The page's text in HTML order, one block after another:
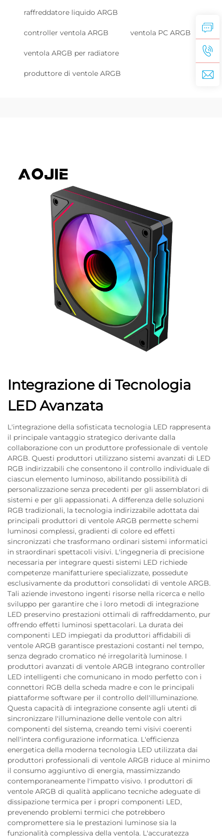
raffreddatore liquido ARGB
controller ventola ARGB ventola PC ARGB
ventola ARGB per radiatore
produttore di ventole ARGB
Integrazione di Tecnologia
LED Avanzata
L'integrazione della sofisticata tecnologia LED rappresenta
il principale vantaggio strategico derivante dalla
collaborazione con un produttore professionale di ventole
ARGB. Questi produttori utilizzano sistemi avanzati di LED
RGB indirizzabili che consentono il controllo individuale di
ciascun elemento luminoso, abilitando possibilità di
personalizzazione senza precedenti per gli assemblatori di
sistemi e per gli appassionati. A differenza delle soluzioni
RGB tradizionali, la tecnologia indirizzabile adottata dai
principali produttori di ventole ARGB permette schemi
luminosi complessi, gradienti di colore ed effetti
sincronizzati che trasformano ordinari sistemi informatici
in straordinari spettacoli visivi. L'ingegneria di precisione
necessaria per integrare questi sistemi LED richiede
competenze manifatturiere specializzate, possedute
esclusivamente da produttori consolidati di ventole ARGB.
Tali aziende investono ingenti risorse nella ricerca e nello
sviluppo per garantire che i loro metodi di integrazione
LED preservino prestazioni ottimali di raffreddamento, pur
offrendo effetti luminosi spettacolari. La durata dei
componenti LED impiegati da produttori affidabili di
ventole ARGB garantisce prestazioni costanti nel tempo,
senza degrado cromatico né irregolarità luminose. I
produttori avanzati di ventole ARGB integrano controller
LED intelligenti che comunicano in modo perfetto con i
connettori RGB della scheda madre e con le principali
piattaforme software per il controllo dell'illuminazione.
Questa capacità di integrazione consente agli utenti di
sincronizzare l'illuminazione delle ventole con altri
componenti del sistema, creando temi visivi coerenti
nell'intera configurazione informatica. L'efficienza
energetica della moderna tecnologia LED utilizzata dai
produttori professionali di ventole ARGB riduce al minimo
il consumo aggiuntivo di energia, massimizzando
contemporaneamente l'impatto visivo. I produttori di
ventole ARGB di qualità applicano tecniche adeguate di
dissipazione termica per i propri componenti LED,
prevenendo problemi termici che potrebbero
compromettere sia le prestazioni luminose sia la
funzionalità complessiva della ventola. L'accuratezza